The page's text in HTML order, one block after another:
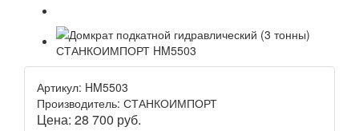
Артикул: HM5503
Производитель: СТАНКОИМПОРТ
Цена: 28 700 руб.